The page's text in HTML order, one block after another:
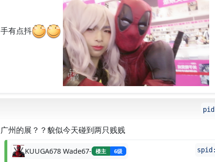
手有点抖
广州的展？？貌似今天碰到两只贱贱
KUUGA678 Wade67- 楼主 6级 spid: